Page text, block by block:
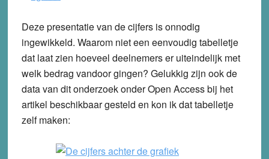
Deze presentatie van de cijfers is onnodig
ingewikkeld. Waarom niet een eenvoudig tabelletje
dat laat zien hoeveel deelnemers er uiteindelijk met
welk bedrag vandoor gingen? Gelukkig zijn ook de
data van dit onderzoek onder Open Access bij het
artikel beschikbaar gesteld en kon ik dat tabelletje
zelf maken: